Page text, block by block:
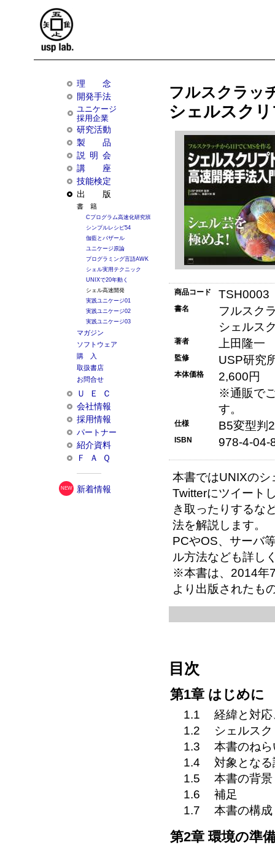
理念
開発手法
ユニケージ
採用企業
研究活動
製品
説明会
講座
技能検定
出版
書籍
Cプログラム高速化研究班
シンプルレシピ54
伽藍とバザール
ユニケージ原論
プログラミング言語AWK
シェル実用テクニック
UNIXで20年動く
シェル高速開発
実践ユニケージ01
実践ユニケージ02
実践ユニケージ03
マガジン
ソフトウェア
購入
取扱書店
お問合せ
ＵＥＣ
会社情報
採用情報
パートナー
紹介資料
ＦＡＱ
新着情報
フルスクラッ
シェルスク
商品コード TSH0003
書名
フルスク
シェルス
著者 上田隆
監修 USP研究
本体価格
2,600円
※通販で
す。
仕様 B5変型判
ISBN 978-4-04-
本書ではUNIXのシ
Twitterにツイート
き取ったりするな
法を解説します。
PCやOS、サーバ
ル方法なども詳し
※本書は、2014年
より出版されたも
目次
第1章 はじめに
1.1
経緯と対
1.2
シェルス
1.3
本書のねら
1.4
対象とな
1.5
本書の背
1.6
補足
1.7
本書の構成
第2章 環境の準